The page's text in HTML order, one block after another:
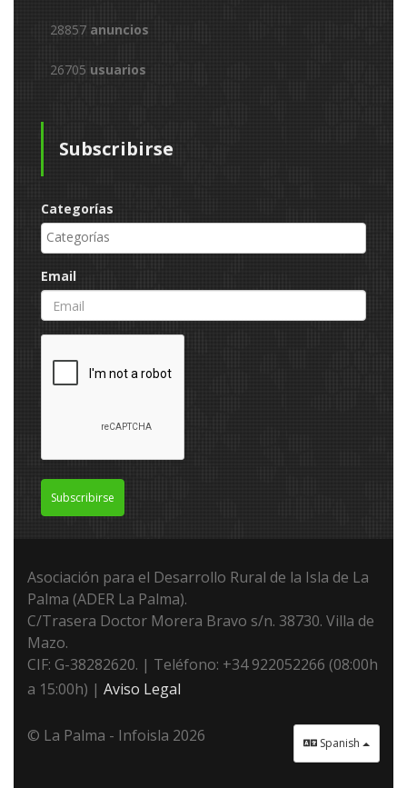
28857 anuncios
26705 usuarios
Subscribirse
Categorías
Email
Subscribirse
Asociación para el Desarrollo Rural de la Isla de La
Palma (ADER La Palma).
C/Trasera Doctor Morera Bravo s/n. 38730. Villa de
Mazo.
CIF: G-38282620. | Teléfono: +34 922052266 (08:00h
a 15:00h) | Aviso Legal
Spanish
© La Palma - Infoisla 2026